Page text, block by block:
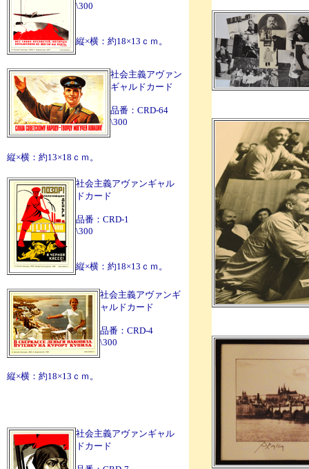
\300
縦×横：約18×13ｃｍ。
社会主義アヴァン
ギャルドカード
品番：CRD-64
\300
縦×横：約13×18ｃｍ。
社会主義アヴァンギャル
ドカード
品番：CRD-1
\300
縦×横：約18×13ｃｍ。
社会主義アヴァンギ
ャルドカード
品番：CRD-4
\300
縦×横：約18×13ｃｍ。
社会主義アヴァンギャル
ドカード